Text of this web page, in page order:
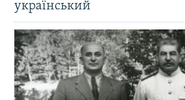
український